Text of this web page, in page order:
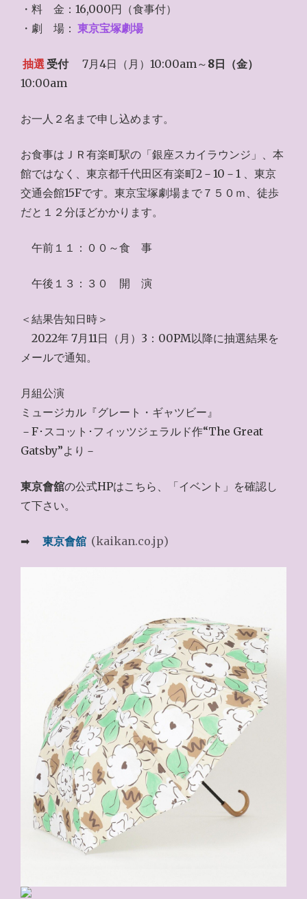
・料 金：16,000円（食事付）
・劇 場： 東京宝塚劇場
抽選 受付7月4日（月）10:00am～ 8日（金）
10:00am
お一人２名まで申し込めます。
お食事はＪＲ有楽町駅の「銀座スカイラウンジ」、本
館ではなく、東京都千代田区有楽町2－10－1 、東京
交通会館15Fです。東京宝塚劇場まで７５０ｍ、徒歩
だと１２分ほどかかります。
午前１１：００～食 事
午後１３：３０ 開 演
＜結果告知日時＞
2022年 7月11日（月）3：00PM以降に抽選結果を
メールで通知。
月組公演
ミュージカル『グレート・ギャツビー』
－F･スコット･フィッツジェラルド作“The Great
Gatsby”より－
東京會舘の公式HPはこちら、「イベント」を確認し
て下さい。
➡ 東京會舘 (kaikan.co.jp)